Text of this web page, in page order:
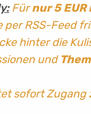
Fürnur 5 EUR
per RSS-Feed
hinter die
und
sofort Zugang